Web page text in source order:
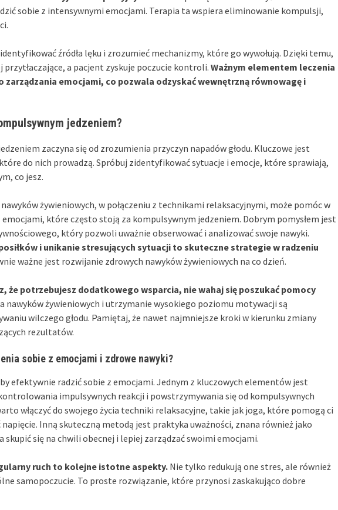
sobie z intensywnymi emocjami. Terapia ta wspiera eliminowanie kompulsji,
źródła lęku i zrozumieć mechanizmy, które go wywołują. Dzięki temu,
a pacjent zyskuje poczucie kontroli. Ważnym elementem leczenia
emocjami, co pozwala odzyskać wewnętrzną równowagę i
jedzeniem?
zaczyna się od zrozumienia przyczyn napadów głodu. Kluczowe jest
do nich prowadzą. Spróbuj zidentyfikować sytuacje i emocje, które sprawiają,
co jesz.
żywieniowych, w połączeniu z technikami relaksacyjnymi, może pomóc w
które często stoją za kompulsywnym jedzeniem. Dobrym pomysłem jest
który pozwoli uważnie obserwować i analizować swoje nawyki.
i unikanie stresujących sytuacji to skuteczne strategie w radzeniu
ważne jest rozwijanie zdrowych nawyków żywieniowych na co dzień.
że potrzebujesz dodatkowego wsparcia, nie wahaj się poszukać pomocy
nawyków żywieniowych i utrzymanie wysokiego poziomu motywacji są
wilczego głodu. Pamiętaj, że nawet najmniejsze kroki w kierunku zmiany
rezultatów.
sobie z emocjami i zdrowe nawyki?
efektywnie radzić sobie z emocjami. Jednym z kluczowych elementów jest
impulsywnych reakcji i powstrzymywania się od kompulsywnych
włączyć do swojego życia techniki relaksacyjne, takie jak joga, które pomogą ci
napięcie. Inną skuteczną metodą jest praktyka uważności, znana również jako
skupić się na chwili obecnej i lepiej zarządzać swoimi emocjami.
ruch to kolejne istotne aspekty. Nie tylko redukują one stres, ale również
samopoczucie. To proste rozwiązanie, które przynosi zaskakująco dobre